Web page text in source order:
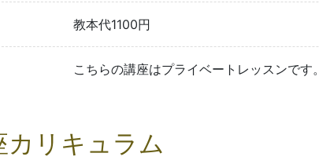
教本代1100円
こちらの講座はプライベートレッスンです。
カリキュラム